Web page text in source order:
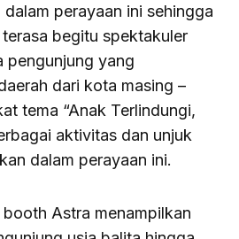
perayaan ini sehingga
begitu spektakuler
pengunjung yang
dari kota masing –
tema “Anak Terlindungi,
aktivitas dan unjuk
dalam perayaan ini.
Astra menampilkan